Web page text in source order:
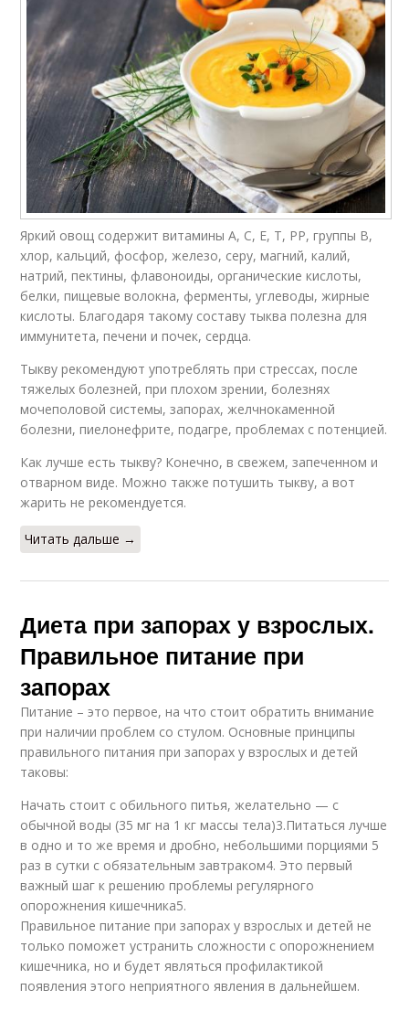
Яркий овощ содержит витамины А, С, Е, Т, РР, группы В,
хлор, кальций, фосфор, железо, серу, магний, калий,
натрий, пектины, флавоноиды, органические кислоты,
белки, пищевые волокна, ферменты, углеводы, жирные
кислоты. Благодаря такому составу тыква полезна для
иммунитета, печени и почек, сердца.
Тыкву рекомендуют употреблять при стрессах, после
тяжелых болезней, при плохом зрении, болезнях
мочеполовой системы, запорах, желчнокаменной
болезни, пиелонефрите, подагре, проблемах с потенцией.
Как лучше есть тыкву? Конечно, в свежем, запеченном и
отварном виде. Можно также потушить тыкву, а вот
жарить не рекомендуется.
Читать дальше →
Диета при запорах у взрослых.
Правильное питание при
запорах
Питание – это первое, на что стоит обратить внимание
при наличии проблем со стулом. Основные принципы
правильного питания при запорах у взрослых и детей
таковы:
Начать стоит с обильного питья, желательно — с
обычной воды (35 мг на 1 кг массы тела)3.Питаться лучше
в одно и то же время и дробно, небольшими порциями 5
раз в сутки с обязательным завтраком4. Это первый
важный шаг к решению проблемы регулярного
опорожнения кишечника5.
Правильное питание при запорах у взрослых и детей не
только поможет устранить сложности с опорожнением
кишечника, но и будет являться профилактикой
появления этого неприятного явления в дальнейшем.